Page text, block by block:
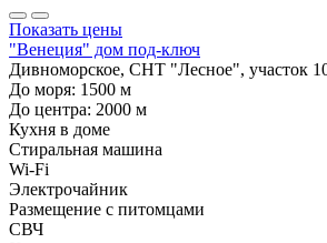
Показать цены
"Венеция" дом под-ключ
Дивноморское, СНТ "Лесное", участок
До моря: 1500 м
До центра: 2000 м
Кухня в доме
Стиральная машина
Wi-Fi
Электрочайник
Размещение с питомцами
СВЧ